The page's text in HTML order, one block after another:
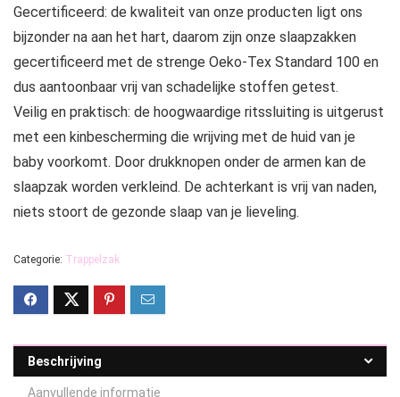
Gecertificeerd: de kwaliteit van onze producten ligt ons
bijzonder na aan het hart, daarom zijn onze slaapzakken
gecertificeerd met de strenge Oeko-Tex Standard 100 en
dus aantoonbaar vrij van schadelijke stoffen getest.
Veilig en praktisch: de hoogwaardige ritssluiting is uitgerust
met een kinbescherming die wrijving met de huid van je
baby voorkomt. Door drukknopen onder de armen kan de
slaapzak worden verkleind. De achterkant is vrij van naden,
niets stoort de gezonde slaap van je lieveling.
Categorie: Trappelzak
Beschrijving
Aanvullende informatie